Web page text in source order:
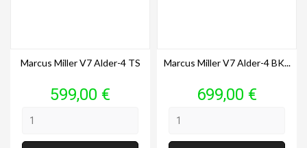
Marcus Miller V7 Alder-4 TS
Prix
599,00 €
Marcus Miller V7 Alder-4 BK...
Prix
699,00 €